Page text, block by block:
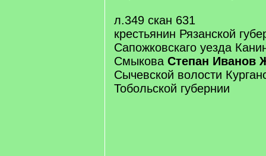
л.349 скан 631
крестьянин Рязанской
Сапожковскаго уезда
Смыкова Степан Иванов
Сычевской волости
Тобольской губернии